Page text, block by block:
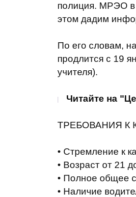
полиция. МРЭО
этом дадим
По его словам,
продлится с 19
учителя).
Читайте на
ТРЕБОВАНИЯ К
• Стремление к
• Возраст от 21
• Полное общее
• Наличие